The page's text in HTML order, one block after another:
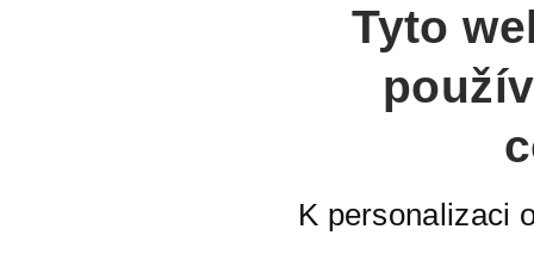
Tyto
K personalizaci